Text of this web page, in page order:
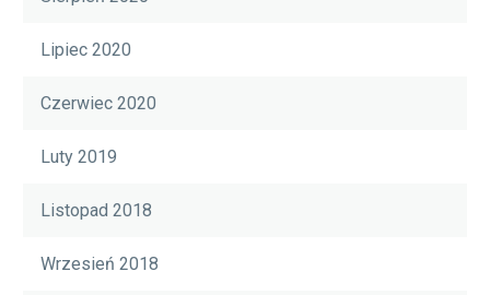
Lipiec 2020
Czerwiec 2020
Luty 2019
Listopad 2018
Wrzesień 2018